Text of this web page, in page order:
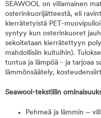
SEAWOOL on villamainen
osterinkuorijätteestä, eli
kierrätetyistä PET-
syntyy kun osterinkuoret
sekoitetaan kierrätettyyn
mahdollisiin kuituihin).
tuntua ja lämpöä - ja tarjoaa
lämmönsäätely,
Seawool-tekstiilin
Pehmeä ja lämmin –